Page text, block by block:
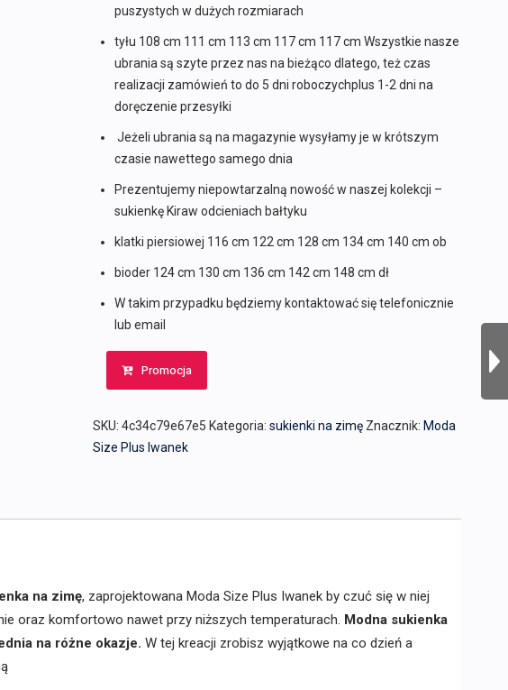
puszystych w dużych rozmiarach
tyłu 108 cm 111 cm 113 cm 117 cm 117 cm Wszystkie nasze
ubrania są szyte przez nas na bieżąco dlatego, też czas
realizacji zamówień to do 5 dni roboczychplus 1-2 dni na
doręczenie przesyłki
Jeżeli ubrania są na magazynie wysyłamy je w krótszym
czasie nawettego samego dnia
Prezentujemy niepowtarzalną nowość w naszej kolekcji –
sukienkę Kiraw odcieniach bałtyku
klatki piersiowej 116 cm 122 cm 128 cm 134 cm 140 cm ob
bioder 124 cm 130 cm 136 cm 142 cm 148 cm dł
W takim przypadku będziemy kontaktować się telefonicznie
lub email
Promocja
SKU: 4c34c79e67e5 Kategoria: sukienki na zimę Znacznik: Moda
Size Plus Iwanek
na zimę, zaprojektowana Moda Size Plus Iwanek by czuć się w niej
oraz komfortowo nawet przy niższych temperaturach. Modna sukienka
na różne okazje. W tej kreacji zrobisz wyjątkowe na co dzień a